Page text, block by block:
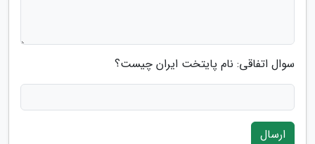
سوال اتفاقی: نام پایتخت ایران چیست؟
ارسال